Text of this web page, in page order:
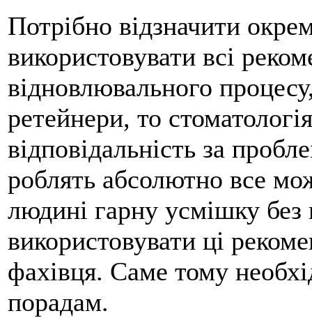
Потрібно відзначити
використовувати всі
відновлювального
ретейнери, то
відповідальність за
роблять абсолютно все
людині гарну усмішку
використовувати ці
фахівця. Саме тому
порадам.